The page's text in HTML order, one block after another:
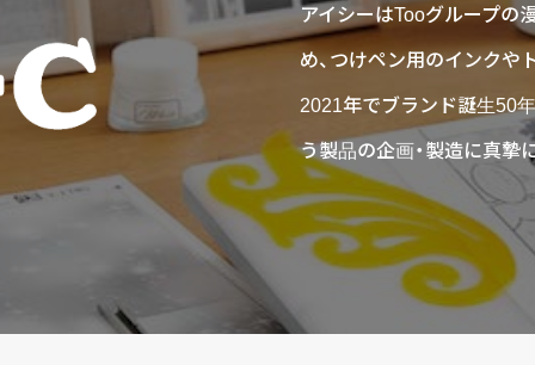
アイシーはTooグループの
め、つけペン用のインクや
2021年でブランド誕生50
う製品の企画・製造に真摯